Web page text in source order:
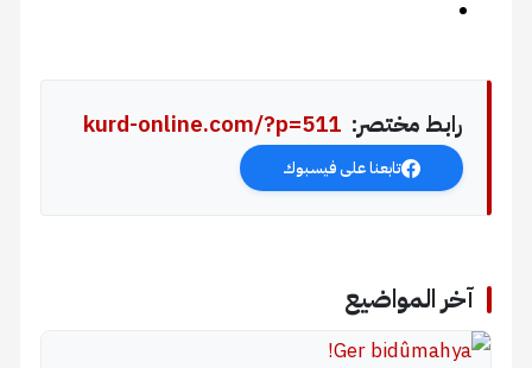
رابط مختصر: kurd-online.com/?p=511
تابعنا على فيسبوك
آخر المواضيع